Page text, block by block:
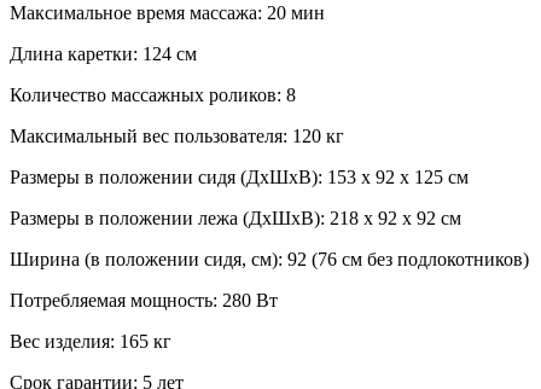
Максимальное время массажа: 20 мин
Длина каретки: 124 см
Количество массажных роликов: 8
Максимальный вес пользователя: 120 кг
Размеры в положении сидя (ДхШхВ): 153 x 92 x 125 см
Размеры в положении лежа (ДхШхВ): 218 x 92 x 92 см
Ширина (в положении сидя, см): 92 (76 см без подлокотников)
Потребляемая мощность: 280 Вт
Вес изделия: 165 кг
Срок гарантии: 5 лет